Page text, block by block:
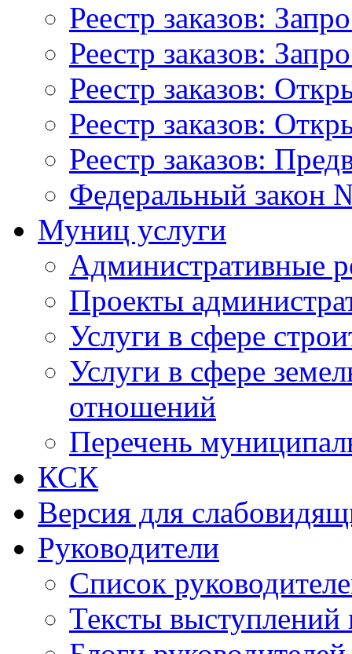
Реестр заказов:
Реестр заказов:
Реестр заказов:
Реестр заказов:
Реестр заказов:
Федеральный закон
Муниц услуги
Административные
Проекты
Услуги в сфере
Услуги в сфере
отношений
Перечень
КСК
Версия для
Руководители
Список
Тексты выступлений